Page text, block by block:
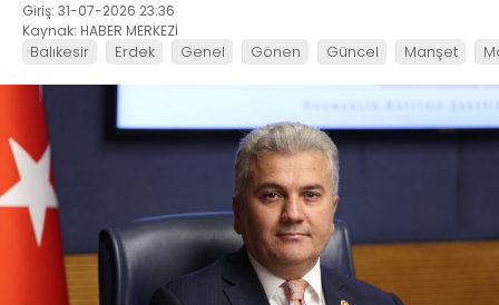
Giriş: 31-07-2026 23:36
Kaynak: HABER MERKEZİ
Balıkesir Erdek Genel Gönen Güncel Manşet